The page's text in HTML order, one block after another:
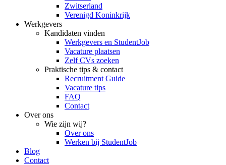
Zwitserland
Verenigd Koninkrijk
Werkgevers
Kandidaten vinden
Werkgevers en StudentJob
Vacature plaatsen
Zelf CVs zoeken
Praktische tips & contact
Recruitment Guide
Vacature tips
FAQ
Contact
Over ons
Wie zijn wij?
Over ons
Werken bij StudentJob
Blog
Contact